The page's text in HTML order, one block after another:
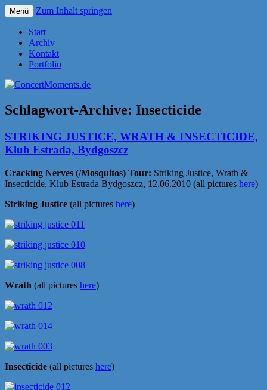
ConcertMoments.de
Menü Zum Inhalt springen
Start
Archiv
Kontakt
Portfolio
Schlagwort-Archive: Insecticide
STRIKING JUSTICE, WRATH & INSECTICIDE,
Klub Estrada, Bydgoszcz
Cracking Nerves (/Mosquitos) Tour: Striking Justice, Wrath &
Insecticide, Klub Estrada Bydgoszcz, 12.06.2010 (all pictures here)
Striking Justice (all pictures here)
Wrath (all pictures here)
Insecticide (all pictures here)